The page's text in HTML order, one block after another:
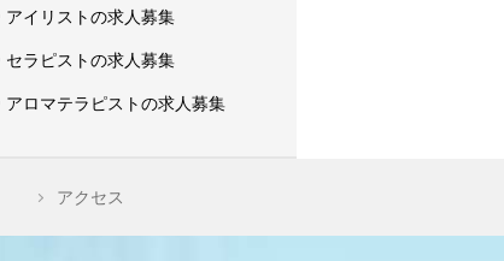
アイリストの求人募集
セラピストの求人募集
アロマテラピストの求人募集
アクセス